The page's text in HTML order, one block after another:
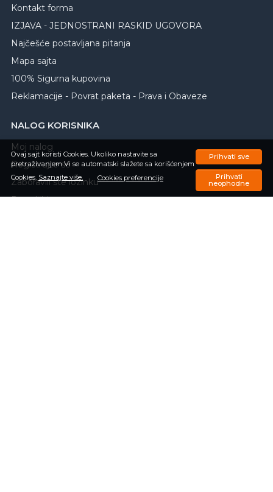
Ovaj sajt koristi Cookies. Ukoliko nastavite sa
pretraživanjem Vi se automatski slažete sa korišćenjem
Cookies. Saznajte više. Cookies preferencije
Prihvati sve
Prihvati
neophodne
Kontakt forma
IZJAVA - JEDNOSTRANI RASKID UGOVORA
Najčešće postavljana pitanja
Mapa sajta
100% Sigurna kupovina
Reklamacije - Povrat paketa - Prava i Obaveze
NALOG KORISNIKA
Moj nalog
Registrujte se
Zaboravili ste lozinku
Porudžbine